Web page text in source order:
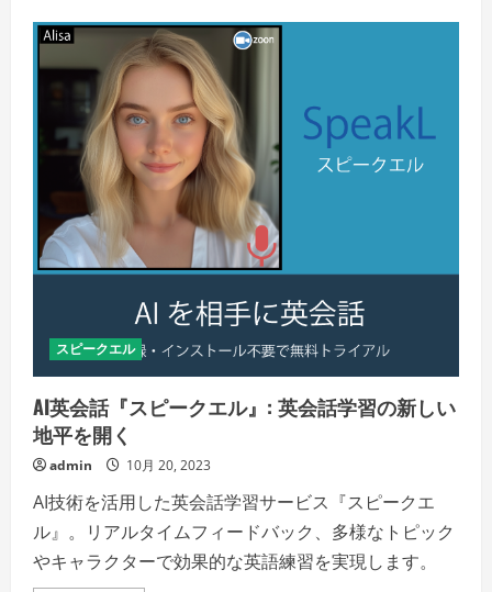
ク
エ
ル
の
コ
ミ:
英
会
話
学
習
新
し
い
形
詳
細
を
ご
く
だ
さ
スピークエル
AI英会話『スピークエル』: 英会話学習の新しい
地平を開く
admin 10月 20, 2023
AI技術を活用した英会話学習サービス『スピークエ
ル』。リアルタイムフィードバック、多様なトピック
やキャラクターで効果的な英語練習を実現します。